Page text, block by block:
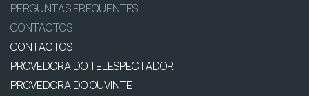
PERGUNTAS FREQUENTES
CONTACTOS
CONTACTOS
PROVEDORA DO TELESPECTADOR
PROVEDORA DO OUVINTE